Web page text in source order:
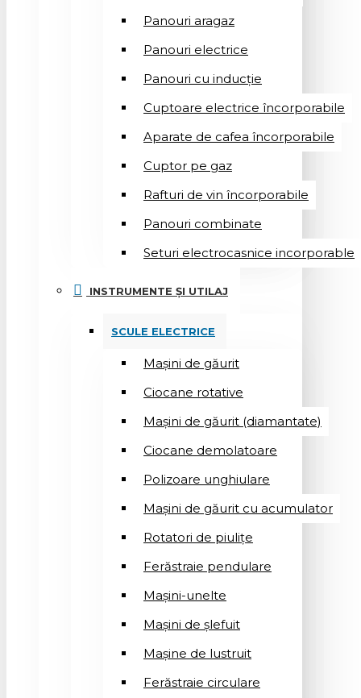
Panouri aragaz
Panouri electrice
Panouri cu inducție
Cuptoare electrice încorporabile
Aparate de cafea încorporabile
Cuptor pe gaz
Rafturi de vin încorporabile
Panouri combinate
Seturi electrocasnice incorporable
INSTRUMENTE ȘI UTILAJ
SCULE ELECTRICE
Mașini de găurit
Ciocane rotative
Mașini de găurit (diamantate)
Ciocane demolatoare
Polizoare unghiulare
Mașini de găurit cu acumulator
Rotatori de piuliţe
Ferăstraie pendulare
Mașini-unelte
Mașini de șlefuit
Mașinе de lustruit
Ferăstraie circulare